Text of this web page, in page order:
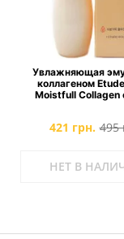
Увлажняющая
коллагеном
Moistfull Collagen
421 грн. 495
НЕТ В